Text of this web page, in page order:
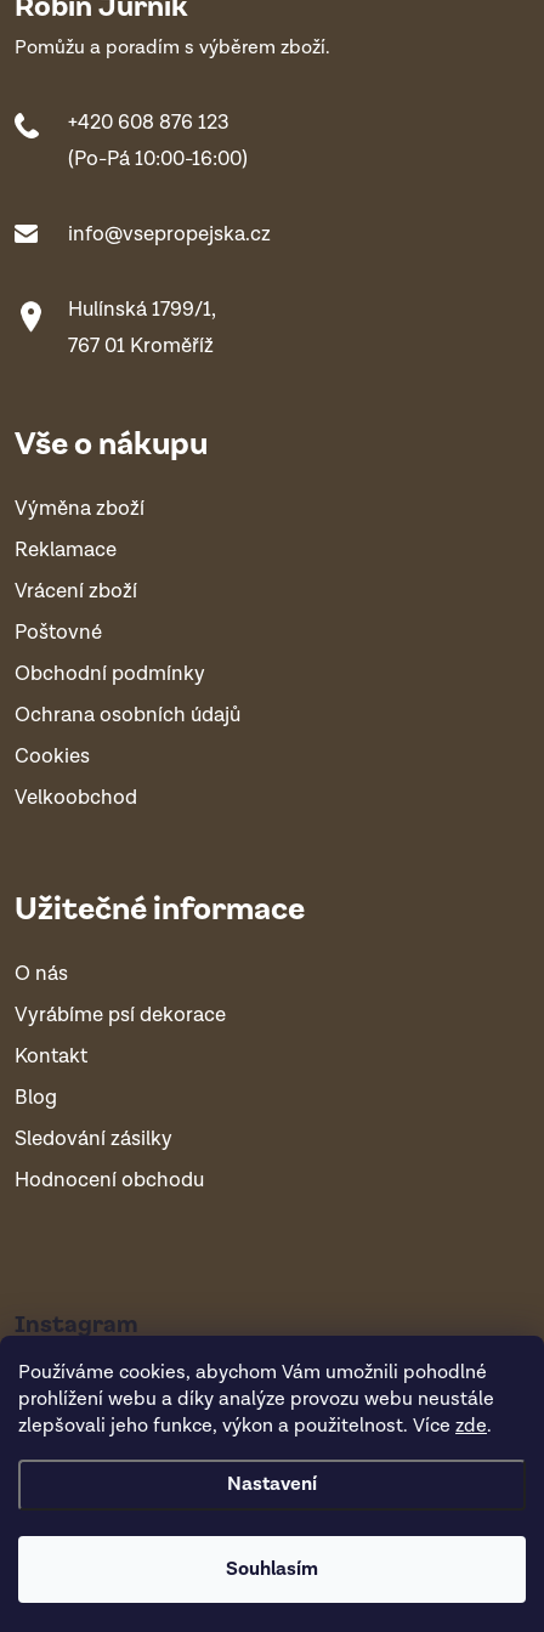
Používáme cookies, abychom Vám umožnili pohodlné
prohlížení webu a díky analýze provozu webu neustále
zlepšovali jeho funkce, výkon a použitelnost. Více zde.
Nastavení
Souhlasím
Pomůžu a poradím s výběrem zboží.
+420 608 876 123
(Po-Pá 10:00-16:00)
info@vsepropejska.cz
Hulínská 1799/1,
767 01 Kroměříž
Vše o nákupu
Výměna zboží
Reklamace
Vrácení zboží
Poštovné
Obchodní podmínky
Ochrana osobních údajů
Cookies
Velkoobchod
Užitečné informace
O nás
Vyrábíme psí dekorace
Kontakt
Blog
Sledování zásilky
Hodnocení obchodu
Instagram
Copyright 2026Vsepropejska.cz. Všechna práva vyhrazena.